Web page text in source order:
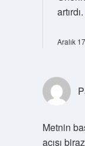
artırdı.
Aralık
Metnin
açısı